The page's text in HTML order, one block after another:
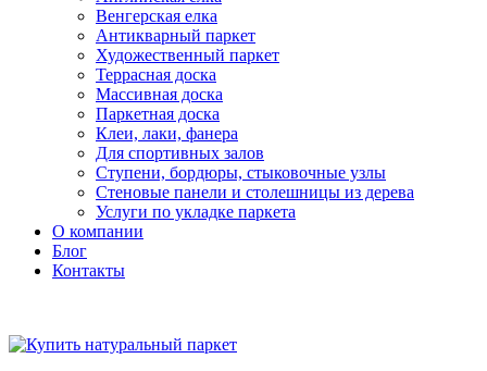
Венгерская елка
Антикварный паркет
Художественный паркет
Террасная доска
Массивная доска
Паркетная доска
Клеи, лаки, фанера
Для спортивных залов
Ступени, бордюры, стыковочные узлы
Стеновые панели и столешницы из дерева
Услуги по укладке паркета
О компании
Блог
Контакты